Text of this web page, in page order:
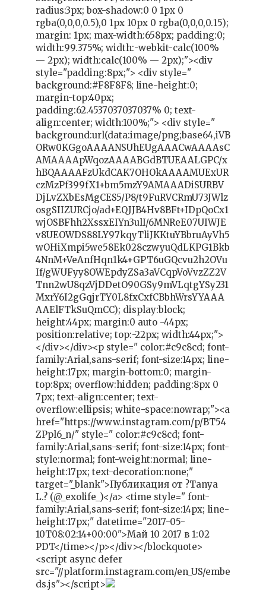
radius:3px; box-shadow:0 0 1px 0
rgba(0,0,0,0.5),0 1px 10px 0 rgba(0,0,0,0.15);
margin: 1px; max-width:658px; padding:0;
width:99.375%; width:-webkit-calc(100%
— 2px); width:calc(100% — 2px);"><div
style="padding:8px;"> <div style="
background:#F8F8F8; line-height:0;
margin-top:40px;
padding:62.4537037037037% 0; text-
align:center; width:100%;"> <div style="
background:url(data:image/png;base64,iVB
ORw0KGgoAAAANSUhEUgAAACwAAAAsC
AMAAAApWqozAAAABGdBTUEAALGPC/x
hBQAAAAFzUkdCAK7OHOkAAAAMUExUR
czMzPf399fX1+bm5mzY9AMAAADiSURBV
DjLvZXbEsMgCES5/P8/t9FuRVCRmU73JWlz
osgSIIZURCjo/ad+EQJJB4Hv8BFt+IDpQoCx1
wjOSBFhh2XssxEIYn3ulI/6MNReE07UIWJE
v8UEOWDS88LY97kqyTliJKKtuYBbruAyVh5
wOHiXmpi5we58Ek028czwyuQdLKPG1Bkb
4NnM+VeAnfHqn1k4+GPT6uGQcvu2h2OVu
If/gWUFyy8OWEpdyZSa3aVCqpVoVvzZZ2V
Tnn2wU8qzVjDDetO90GSy9mVLqtgYSy231
MxrY6I2gGqjrTY0L8fxCxfCBbhWrsYYAAA
AAElFTkSuQmCC); display:block;
height:44px; margin:0 auto -44px;
position:relative; top:-22px; width:44px;">
</div></div><p style=" color:#c9c8cd; font-
family:Arial,sans-serif; font-size:14px; line-
height:17px; margin-bottom:0; margin-
top:8px; overflow:hidden; padding:8px 0
7px; text-align:center; text-
overflow:ellipsis; white-space:nowrap;"><a
href="https://www.instagram.com/p/BT54
ZPpl6_n/" style=" color:#c9c8cd; font-
family:Arial,sans-serif; font-size:14px; font-
style:normal; font-weight:normal; line-
height:17px; text-decoration:none;"
target="_blank">Публикация от ?Tanya
L.? (@_exolife_)</a> <time style=" font-
family:Arial,sans-serif; font-size:14px; line-
height:17px;" datetime="2017-05-
10T08:02:14+00:00">Май 10 2017 в 1:02
PDT</time></p></div></blockquote>
<script async defer
src="//platform.instagram.com/en_US/embe
ds.js"></script>